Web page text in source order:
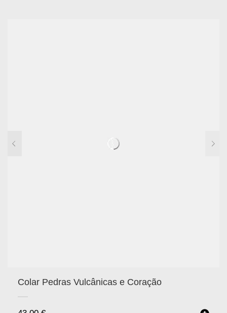
Colar Pedras Vulcânicas e Coração